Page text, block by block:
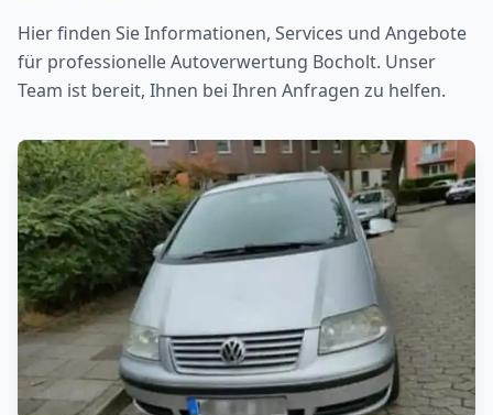
Hier finden Sie Informationen, Services und Angebote
für professionelle Autoverwertung Bocholt. Unser
Team ist bereit, Ihnen bei Ihren Anfragen zu helfen.